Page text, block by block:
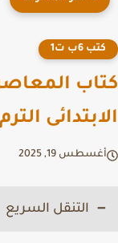
6ب ت1
الترم
19, 2025
التنقل السريع